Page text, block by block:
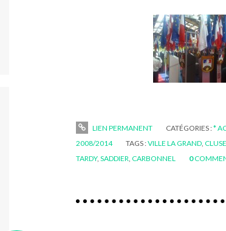
LIEN PERMANENT CATÉGORIES :*
2008/2014
TAGS :VILLE LA GRAND,
TARDY, SADDIER, CARBONNEL 0